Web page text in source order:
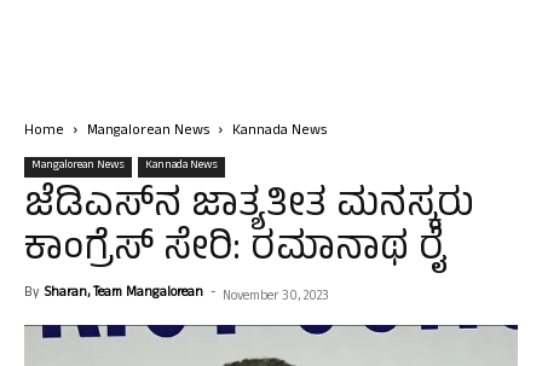
Home Mangalorean News Kannada News
Mangalorean News Kannada News
ಜೆಡಿಎಸ್‌ನ ಜಾತ್ಯತೀತ ಮನಸ್ಕರು
ಕಾಂಗ್ರೆಸ್ ಸೇರಿ: ರಮಾನಾಥ ರೈ
By Sharan, Team Mangalorean - November 30, 2023